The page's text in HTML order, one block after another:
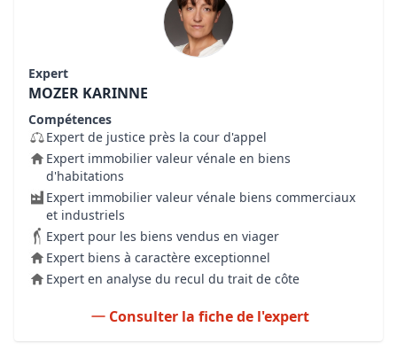
Expert
MOZER KARINNE
Compétences
Expert de justice près la cour d'appel
Expert immobilier valeur vénale en biens
d'habitations
Expert immobilier valeur vénale biens commerciaux
et industriels
Expert pour les biens vendus en viager
Expert biens à caractère exceptionnel
Expert en analyse du recul du trait de côte
Consulter la fiche de l'expert